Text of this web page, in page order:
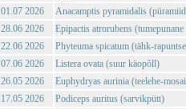
01.07 2026
Anacamptis pyramidalis
28.06 2026
Epipactis atrorubens
22.06 2026
Phyteuma spicatum (tähk-
07.06 2026
Listera ovata (suur käopõll)
26.05 2026
Euphydryas aurinia (teelehe-
17.05 2026
Podiceps auritus (sarvikpütt)